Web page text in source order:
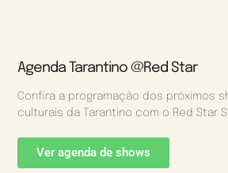
Agenda Tarantino @Red Star
Confira a programação dos próximos
culturais da Tarantino com o Red Star
Ver agenda de shows